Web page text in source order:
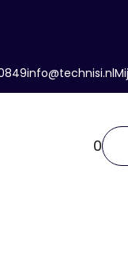
info@technisi.nl
0